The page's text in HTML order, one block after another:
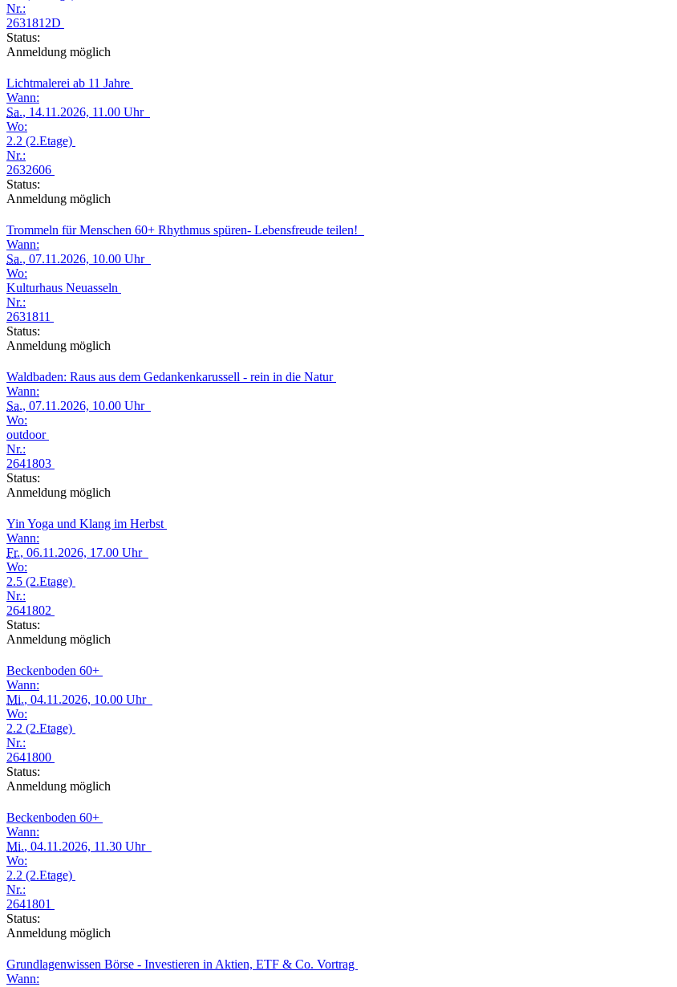
Nr.:
2631812D
Status:
Anmeldung möglich
Lichtmalerei ab 11 Jahre
Wann:
Sa., 14.11.2026, 11.00 Uhr
Wo:
2.2 (2.Etage)
Nr.:
2632606
Status:
Anmeldung möglich
Trommeln für Menschen 60+ Rhythmus spüren- Lebensfreude teilen!
Wann:
Sa., 07.11.2026, 10.00 Uhr
Wo:
Kulturhaus Neuasseln
Nr.:
2631811
Status:
Anmeldung möglich
Waldbaden: Raus aus dem Gedankenkarussell - rein in die Natur
Wann:
Sa., 07.11.2026, 10.00 Uhr
Wo:
outdoor
Nr.:
2641803
Status:
Anmeldung möglich
Yin Yoga und Klang im Herbst
Wann:
Fr., 06.11.2026, 17.00 Uhr
Wo:
2.5 (2.Etage)
Nr.:
2641802
Status:
Anmeldung möglich
Beckenboden 60+
Wann:
Mi., 04.11.2026, 10.00 Uhr
Wo:
2.2 (2.Etage)
Nr.:
2641800
Status:
Anmeldung möglich
Beckenboden 60+
Wann:
Mi., 04.11.2026, 11.30 Uhr
Wo:
2.2 (2.Etage)
Nr.:
2641801
Status:
Anmeldung möglich
Grundlagenwissen Börse - Investieren in Aktien, ETF & Co. Vortrag
Wann: